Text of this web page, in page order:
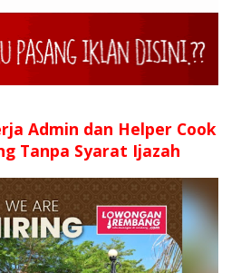
Admin dan Helper Cook
Tanpa Syarat Ijazah